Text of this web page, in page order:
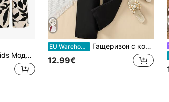
с флорални мотиви за момичета от 18+, пролет/лято
EU Warehouse Гащеризон с колан с деколте и щампа на сърце от Tween
12.99€